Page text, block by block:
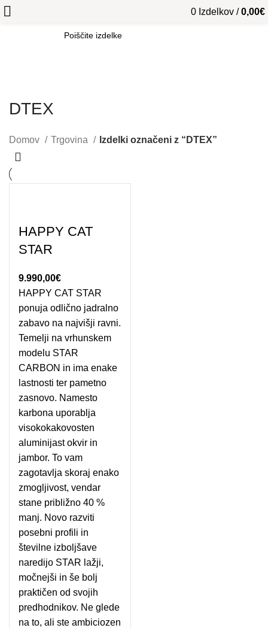
0 Izdelkov / 0,00€
DTEX
Domov Trgovina Izdelki označeni z “DTEX”
HAPPY CAT
STAR
9.990,00€
HAPPY CAT STAR
ponuja odlično jadralno
zabavo na najvišji ravni.
Temelji na vrhunskem
modelu STAR
CARBON in ima enake
lastnosti ter pametno
zasnovo. Namesto
karbona uporablja
visokokakovosten
aluminijast okvir in
jambor. To vam
zagotavlja skoraj enako
zmogljivost, vendar
stane približno 40 %
manj. Novo razviti
posebni profili in
številne izboljšave
naredijo STAR lažji,
močnejši in še bolj
praktičen od svojih
predhodnikov. Ne glede
na to, ali ste ambiciozen